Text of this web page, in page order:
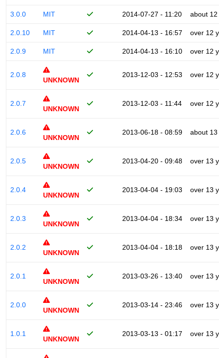
3.0.0 MIT 2014-07-27 - 11:20 about
2.0.10 MIT 2014-04-13 - 16:57 over 12
2.0.9 MIT 2014-04-13 - 16:10 over 12
2.0.8
UNKNOWN
2013-12-03 - 12:53 over 12
2.0.7
UNKNOWN
2013-12-03 - 11:44 over 12
2.0.6
UNKNOWN
2013-06-18 - 08:59 about
2.0.5
UNKNOWN
2013-04-20 - 09:48 over 13
2.0.4
UNKNOWN
2013-04-04 - 19:03 over 13
2.0.3
UNKNOWN
2013-04-04 - 18:34 over 13
2.0.2
UNKNOWN
2013-04-04 - 18:18 over 13
2.0.1
UNKNOWN
2013-03-26 - 13:40 over 13
2.0.0
UNKNOWN
2013-03-14 - 23:46 over 13
1.0.1
UNKNOWN
2013-03-13 - 01:17 over 13